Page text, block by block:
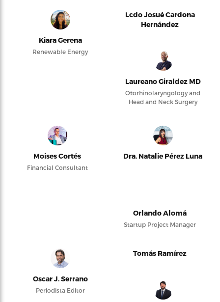
Kiara Gerena
Renewable Energy
Lcdo Josué Cardona
Hernández
Laureano Giraldez MD
Otorhinolaryngology and
Head and Neck Surgery
Moises Cortés
Financial Consultant
Dra. Natalie Pérez Luna
Orlando Alomá
Startup Project Manager
Oscar J. Serrano
Periodista Editor
Tomás Ramírez